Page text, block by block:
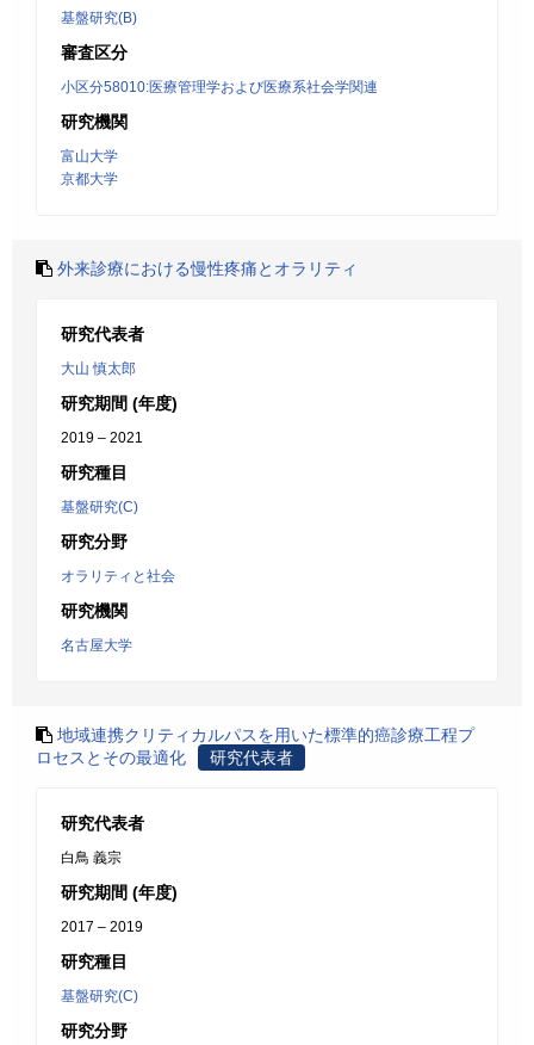
基盤研究(B)
審査区分
小区分58010:医療管理学および医療系社会学関連
研究機関
富山大学
京都大学
外来診療における慢性疼痛とオラリティ
研究代表者
大山 慎太郎
研究期間 (年度)
2019 – 2021
研究種目
基盤研究(C)
研究分野
オラリティと社会
研究機関
名古屋大学
地域連携クリティカルパスを用いた標準的癌診療工程プ
ロセスとその最適化
研究代表者
研究代表者
白鳥 義宗
研究期間 (年度)
2017 – 2019
研究種目
基盤研究(C)
研究分野